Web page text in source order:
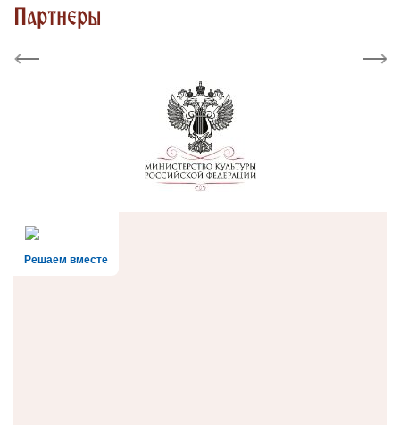
Партнеры
Previous Next
Решаем вместе